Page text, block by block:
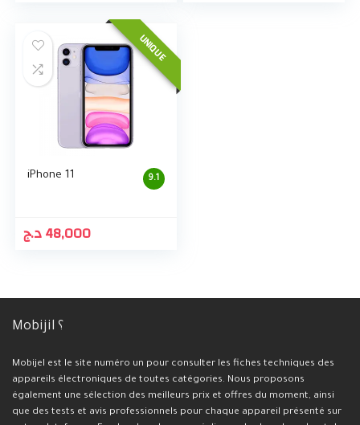
UNIQUE
9.1
iPhone 11
48,000د.ج
Mobijil ؟
Mobijel est le site numéro un pour consulter les fiches techniques des
appareils électroniques de toutes catégories. Nous proposons
également une sélection des meilleurs prix et offres du moment, ainsi
que des tests et avis professionnels pour chaque appareil présenté sur